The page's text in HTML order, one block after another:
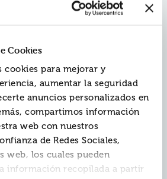
Cookies
cookies para mejorar y
aumentar la seguridad
anuncios personalizados en
compartimos información
web con nuestros
de Redes Sociales,
web, los cuales pueden
información recopilada a partir
el interior de Vhalla Yarl, una
de diecisiete años,
de la guerra.
enseñado a temer a la Torre
misteriosa sociedad mágica, por
refugio en el tranquilo mundo
sin saberlo, salva la vida de
más poderosos, el príncipe
atraída por su mundo. Ahora
con su futuro: si abrazar su
vida que conoce, o erradicarla y